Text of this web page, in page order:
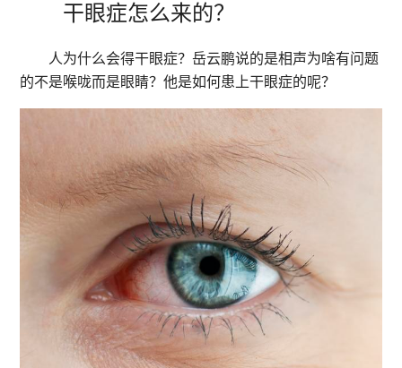
干眼症怎么来的？
人为什么会得干眼症？岳云鹏说的是相声为啥有问题
的不是喉咙而是眼睛？他是如何患上干眼症的呢？